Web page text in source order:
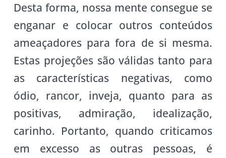
Desta forma, nossa mente consegue se
enganar e colocar outros conteúdos
ameaçadores para fora de si mesma.
Estas projeções são válidas tanto para
as características negativas, como
ódio, rancor, inveja, quanto para as
positivas, admiração, idealização,
carinho. Portanto, quando criticamos
em excesso as outras pessoas, é